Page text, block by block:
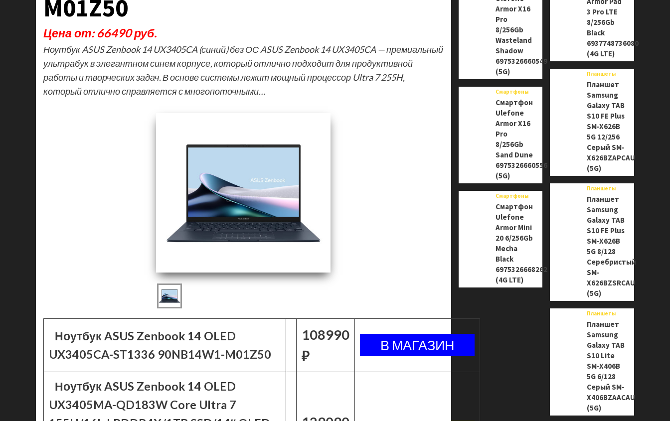
M01Z50
Цена от: 66490 руб.
Ноутбук ASUS Zenbook 14 UX3405CA (синий) без ОС ASUS Zenbook 14 UX3405CA — премиальный
ультрабук в элегантном синем корпусе, который отлично подходит для продуктивной
работы и творческих задач. В основе системы лежит мощный процессор Ultra 7 255H,
который отлично справляется с многопоточными…
Ноутбук ASUS Zenbook 14 OLED
UX3405CA-ST1336 90NB14W1-M01Z50
108990
₽
Ноутбук ASUS Zenbook 14 OLED
UX3405MA-QD183W Core Ultra 7
Armor X16
Pro
8/256Gb
Wasteland
Shadow
6975326660549
(5G)
Смартфоны
Смартфон
Ulefone
Armor X16
Pro
8/256Gb
Sand Dune
6975326660556
(5G)
Смартфоны
Смартфон
Ulefone
Armor Mini
20 6/256Gb
Mecha
Black
6975326668262
(4G LTE)
3 Pro LTE
8/256Gb
Black
6937748736080
(4G LTE)
Планшеты
Планшет
Samsung
Galaxy TAB
S10 FE Plus
SM-X626B
5G 12/256
Серый SM-
X626BZAPCAU
(5G)
Планшеты
Планшет
Samsung
Galaxy TAB
S10 FE Plus
SM-X626B
5G 8/128
Серебристый
SM-
X626BZSRCAU
(5G)
Планшеты
Планшет
Samsung
Galaxy TAB
S10 Lite
SM-X406B
5G 6/128
Серый SM-
X406BZAACAU
(5G)